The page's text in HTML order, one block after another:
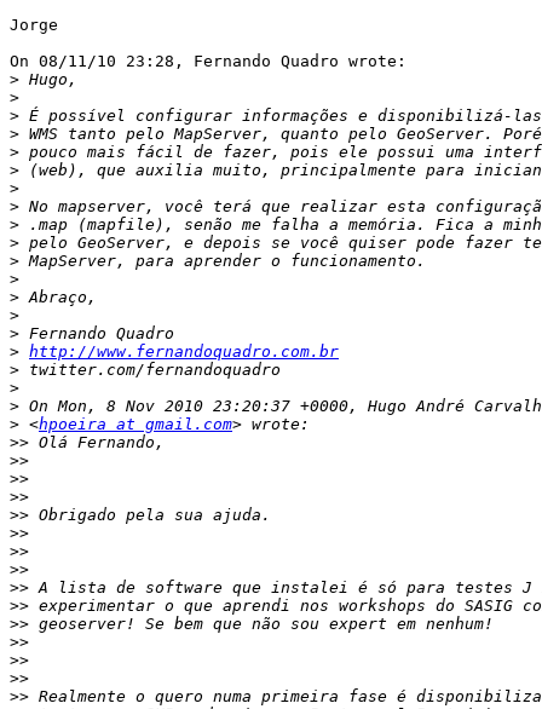
Jorge
On 08/11/10 23:28, Fernando Quadro wrote:
>
>
>
>
>
>
>
>
>
>
>
>
>
>
>
> http://www.fernandoquadro.com.br
>
>
>
> <hpoeira at gmail.com
>>
>>
>>
>>
>>
>>
>>
>>
>>
>>
>>
>>
>>
>>
>>